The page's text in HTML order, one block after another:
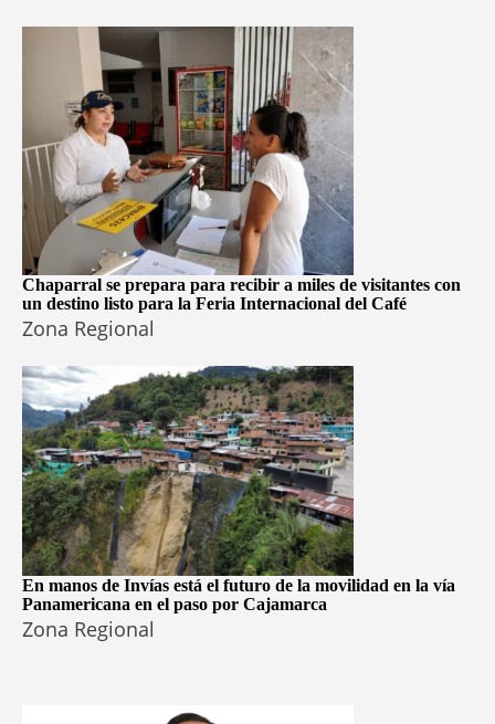
Chaparral se prepara para recibir a miles de visitantes con
un destino listo para la Feria Internacional del Café
Zona Regional
En manos de Invías está el futuro de la movilidad en la vía
Panamericana en el paso por Cajamarca
Zona Regional